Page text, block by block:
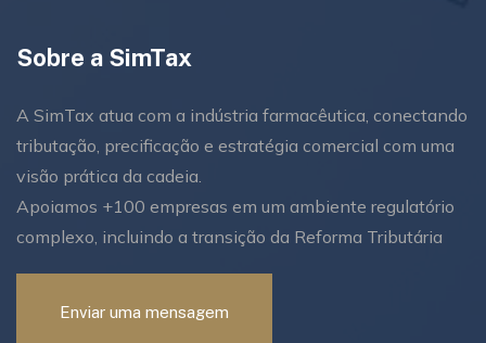
Sobre a SimTax
A SimTax atua com a indústria farmacêutica, conectando
tributação, precificação e estratégia comercial com uma
visão prática da cadeia.
Apoiamos +100 empresas em um ambiente regulatório
complexo, incluindo a transição da Reforma Tributária
Enviar uma mensagem